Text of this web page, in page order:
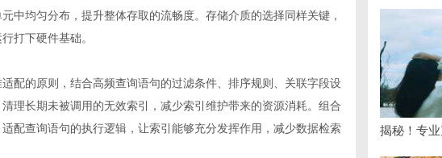
中均匀分布，提升整体存取的流畅度。存储介质的选择同样关键，
打下硬件基础。
配的原则，结合高频查询语句的过滤条件、排序规则、关联字段设
理长期未被调用的无效索引，减少索引维护带来的资源消耗。组合
配查询语句的执行逻辑，让索引能够充分发挥作用，减少数据检索